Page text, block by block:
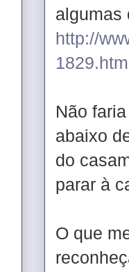
algumas
http://
Não
abaixo
do
parar à
O que